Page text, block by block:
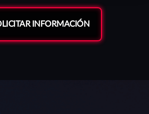
INFORMACIÓN